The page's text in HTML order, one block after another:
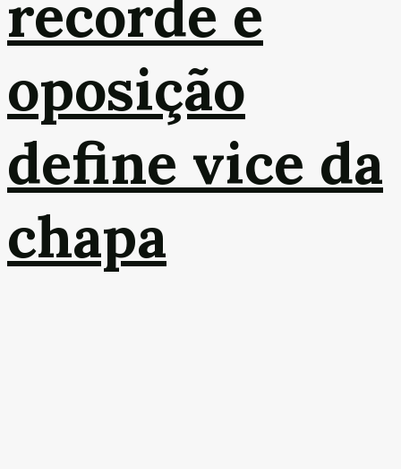
recorde e
oposição
define vice da
chapa